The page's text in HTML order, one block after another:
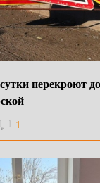
перекроют
1